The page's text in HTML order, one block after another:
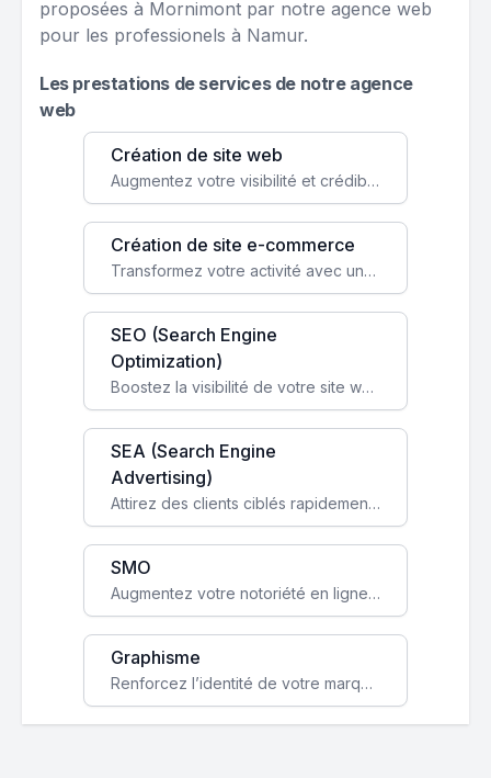
proposées à Mornimont par notre agence web
pour les professionels à Namur.
Les prestations de services de notre agence
web
Création de site web
Augmentez votre visibilité et crédibilité en ligne avec un site web performant, conçu pour attirer plus de clients.
Création de site e-commerce
Transformez votre activité avec une boutique en ligne, accessible à l'échelle mondiale 24/7.
SEO (Search Engine
Optimization)
Boostez la visibilité de votre site web sur Google et attirez du trafic qualifié grâce à nos stratégies SEO.
SEA (Search Engine
Advertising)
Attirez des clients ciblés rapidement avec des campagnes publicitaires payantes optimisées pour vos objectifs.
SMO
Augmentez votre notoriété en ligne et stimulez la croissance de votre entreprise grâce à une stratégie sociale sur mesure.
Graphisme
Renforcez l’identité de votre marque avec un design unique qui capte l’attention et engage vos clients.